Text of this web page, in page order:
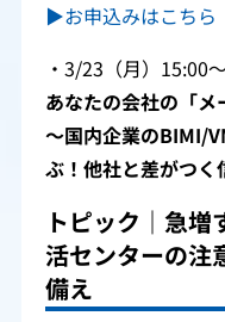
▶お申込みはこちら
・3/23（月）15:00
あなたの会社の「
〜国内企業のBIMI/
ぶ！他社と差がつ
トピック｜急
活センターの
備え